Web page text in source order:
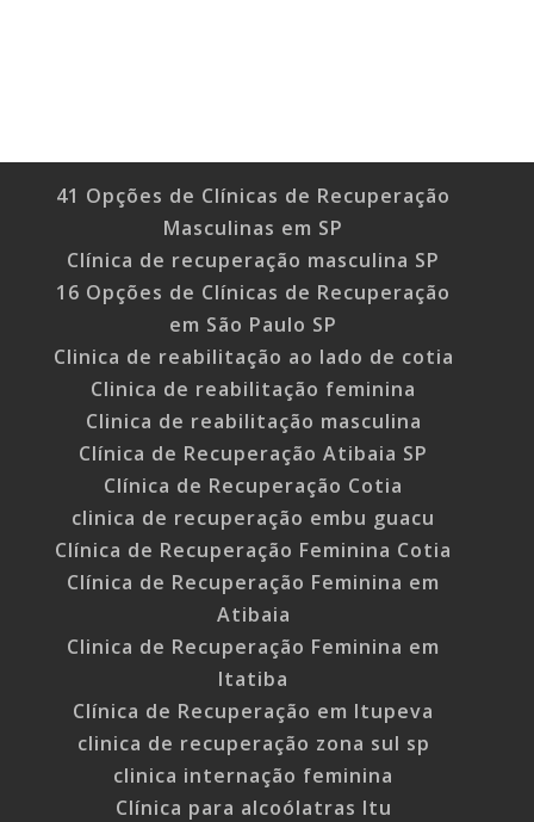
41 Opções de Clínicas de Recuperação
Masculinas em SP
Clínica de recuperação masculina SP
16 Opções de Clínicas de Recuperação
em São Paulo SP
Clinica de reabilitação ao lado de cotia
Clinica de reabilitação feminina
Clinica de reabilitação masculina
Clínica de Recuperação Atibaia SP
Clínica de Recuperação Cotia
clinica de recuperação embu guacu
Clínica de Recuperação Feminina Cotia
Clínica de Recuperação Feminina em
Atibaia
Clinica de Recuperação Feminina em
Itatiba
Clínica de Recuperação em Itupeva
clinica de recuperação zona sul sp
clinica internação feminina
Clínica para alcoólatras Itu